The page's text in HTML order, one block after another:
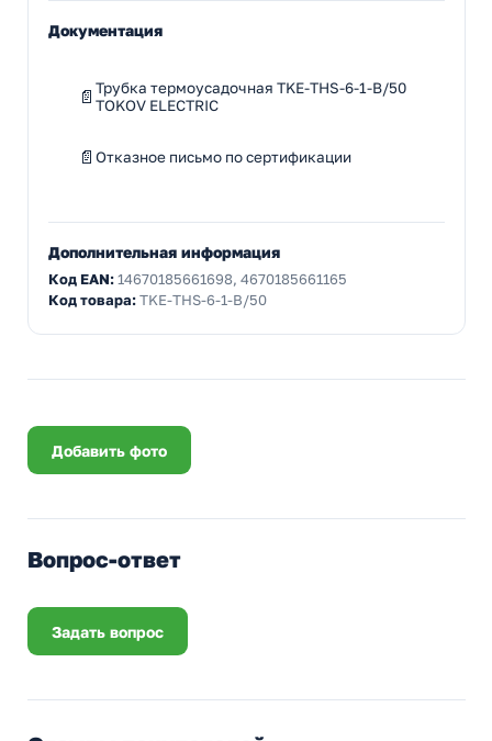
Документация
Трубка термоусадочная TKE-THS-6-1-B/50
TOKOV ELECTRIC
Отказное письмо по сертификации
Дополнительная информация
Код EAN:14670185661698, 4670185661165
Код товара:TKE-THS-6-1-B/50
Добавить фото
Вопрос-ответ
Задать вопрос